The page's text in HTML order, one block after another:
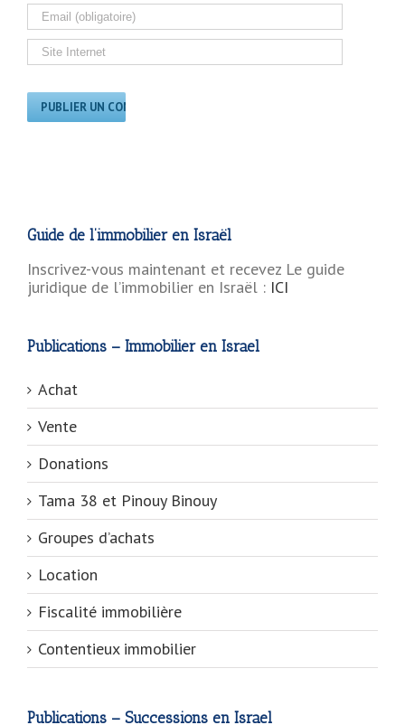
Guide de l’immobilier en Israël
Inscrivez-vous maintenant et recevez Le guide
juridique de l’immobilier en Israël : ICI
Publications – Immobilier en Israel
Achat
Vente
Donations
Tama 38 et Pinouy Binouy
Groupes d’achats
Location
Fiscalité immobilière
Contentieux immobilier
Publications – Successions en Israel